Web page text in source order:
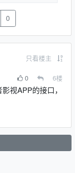
0
只看楼主
0 6楼
视APP的接口，